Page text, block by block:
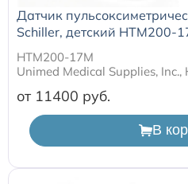
Датчик
Schiller, детский HTM200-
HTM200-17M
Unimed Medical Supplies, Inc.,
от 11400
В